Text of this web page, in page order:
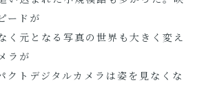
ードが
く元となる写真の世界も大きく変え
ラが
クトデジタルカメラは姿を見なくな